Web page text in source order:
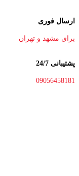
ارسال فوری
برای مشهد و تهران
پشتیبانی 24/7
09056458181